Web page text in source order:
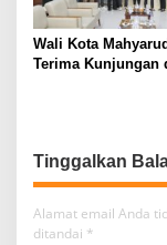
Wali Kota
Terima Kunjungan
Tinggalkan
Alamat email Anda
ditandai *